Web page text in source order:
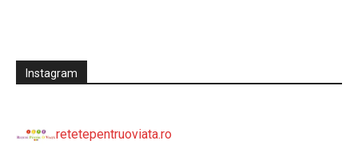
Instagram
retetepentruoviata.ro